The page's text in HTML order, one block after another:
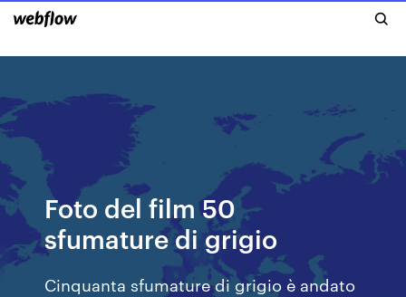
Foto del film 50
sfumature di grigio
Cinquanta sfumature di grigio è andato